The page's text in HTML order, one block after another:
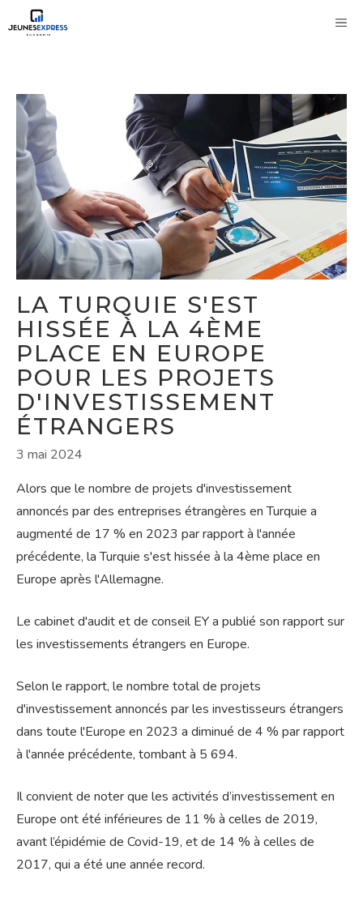
au
LA TURQUIE S'EST
HISSÉE À LA 4ÈME
PLACE EN EUROPE
POUR LES PROJETS
D'INVESTISSEMENT
ÉTRANGERS
3 mai 2024
Alors que le nombre de projets d'investissement
annoncés par des entreprises étrangères en Turquie a
augmenté de 17 % en 2023 par rapport à l'année
précédente, la Turquie s'est hissée à la 4ème place en
Europe après l'Allemagne.
Le cabinet d'audit et de conseil EY a publié son rapport sur
les investissements étrangers en Europe.
Selon le rapport, le nombre total de projets
d'investissement annoncés par les investisseurs étrangers
dans toute l'Europe en 2023 a diminué de 4 % par rapport
à l'année précédente, tombant à 5 694.
Il convient de noter que les activités d’investissement en
Europe ont été inférieures de 11 % à celles de 2019,
avant l’épidémie de Covid-19, et de 14 % à celles de
2017, qui a été une année record.